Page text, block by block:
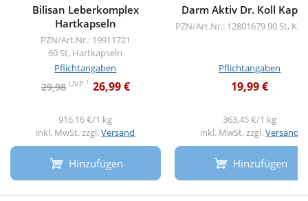
Bilisan Leberkomplex
Hartkapseln
PZN/Art.Nr.: 19911721
60 St, Hartkapseln
Pflichtangaben
29,98 UVP 1 26,99 €
916,16 €/1 kg
inkl. MwSt. zzgl.Versand
Hinzufügen
Darm Aktiv Dr. Koll
PZN/Art.Nr.: 1280167990 St,
Pflichtangaben
19,99 €
363,45 €/1 kg
inkl. MwSt. zzgl.Versand
Hinzufügen